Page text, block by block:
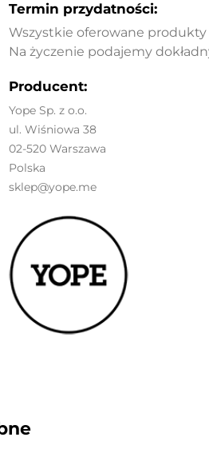
Termin przydatności:
Wszystkie oferowane produkty
Na życzenie podajemy
Producent:
Yope Sp. z o.o.
ul. Wiśniowa 38
02-520 Warszawa
Polska
sklep@yope.me